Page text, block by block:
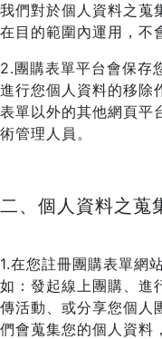
我們對於個人資料之蒐
在目的範圍內運用，不
2.團購表單平台會保存
進行您個人資料的移除
表單以外的其他網頁平
術管理人員。
二、個人資料之蒐
1.在您註冊團購表單網
如：發起線上團購、進
傳活動、或分享您個人
們會蒐集您的個人資料